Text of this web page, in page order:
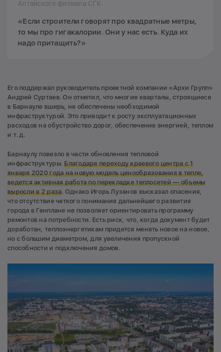
Алтайского филиала СГК
«Если строители говорят про квадратные метры,
то мы про гигакалории. Они у нас есть. Куда их
надо притащить?»
Его поддержал руководитель проектной компании «Архи Групп»
Андрей Суртаев. Он отметил, что многие кварталы, строящиеся
в Барнауле вширь, не обеспечены необходимой
инфраструктурой. Это приводит к росту эксплуатационных
расходов на обустройство дорог, обеспечение энергией, теплом
и т. д.
Барнаулу повезло в части обновления тепловой
инфраструктуры.Благодаря переходу краевого центра с 1
января 2020 года на новую модель ценообразования в тепле,
ведется активная работа по перекладке теплосетей — объемы
выросли в 2 раза. Однако Игорь Лузанов высказал опасения,
что отсутствие четкого понимания дальнейшего развития
города в Генплане не позволяет ориентировать программу
ремонтов на потребности. Есть риск, что, когда документ будет
доработан, теплоэнергетикам придется менять новое на новое,
но с большим диаметром, для увеличения пропускной
способности и подключения домов.